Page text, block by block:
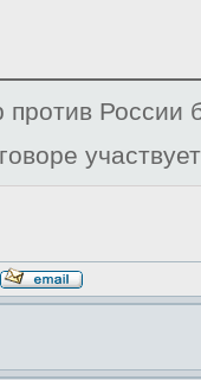
против России